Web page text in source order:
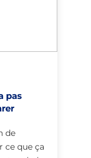
pas
de
ce que ça